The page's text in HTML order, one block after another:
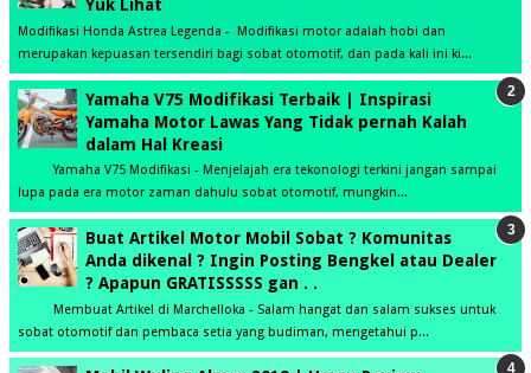
Yuk Lihat
Modifikasi Honda Astrea Legenda - Modifikasi motor adalah hobi dan
merupakan kepuasan tersendiri bagi sobat otomotif, dan pada kali ini ki...
Yamaha V75 Modifikasi Terbaik | Inspirasi
Yamaha Motor Lawas Yang Tidak pernah Kalah
dalam Hal Kreasi
Yamaha V75 Modifikasi - Menjelajah era tekonologi terkini jangan sampai
lupa pada era motor zaman dahulu sobat otomotif, mungkin...
Buat Artikel Motor Mobil Sobat ? Komunitas
Anda dikenal ? Ingin Posting Bengkel atau Dealer
? Apapun GRATISSSSS gan . .
Membuat Artikel di Marchelloka - Salam hangat dan salam sukses untuk
sobat otomotif dan pembaca setia yang budiman, mengetahui p...